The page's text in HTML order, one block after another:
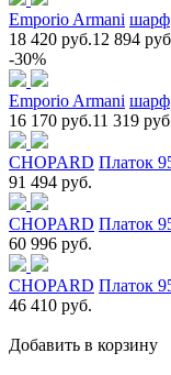
Emporio Armani шарф
18 420 руб.12 894
-30%
Emporio Armani шарф
16 170 руб.11 319
CHOPARD Платок
91 494 руб.
CHOPARD Платок
60 996 руб.
CHOPARD Платок
46 410 руб.
Добавить в корзину